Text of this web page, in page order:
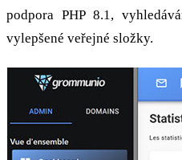
podpora PHP 8.1,
vylepšené veřejné složky.